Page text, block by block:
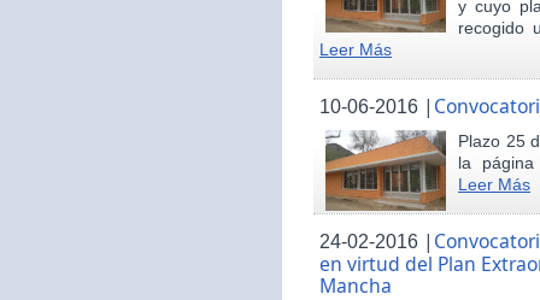
y cuyo
recogido
Leer Más
10-06-2016 |
Plazo 25
la
Leer Más
24-02-2016 |
en virtud del Plan
Mancha